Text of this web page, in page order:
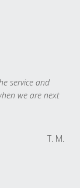
service and
we are next
T. M.